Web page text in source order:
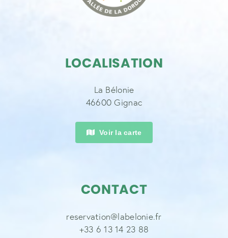
LOCALISATION
La Bélonie
46600 Gignac
Voir la carte
CONTACT
reservation@labelonie.fr
+33 6 13 14 23 88